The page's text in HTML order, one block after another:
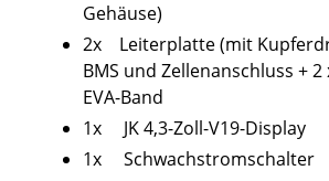
Gehäuse)
2x Leiterplatte (mit
BMS und Zellenanschluss + 2
EVA-Band
1x JK 4,3-Zoll-V19-Display
1x Schwachstromschalter